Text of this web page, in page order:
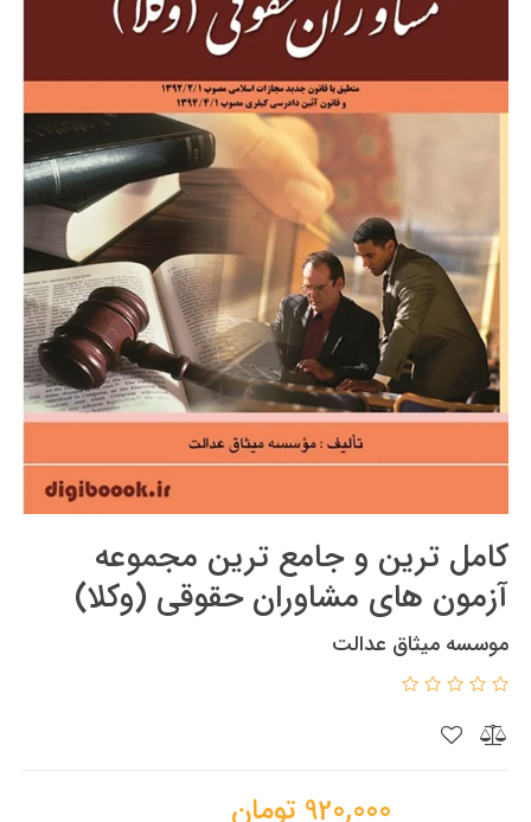
کامل ترین و جامع ترین مجموعه
آزمون های مشاوران حقوقی (وکلا)
موسسه میثاق عدالت
920,000 تومان